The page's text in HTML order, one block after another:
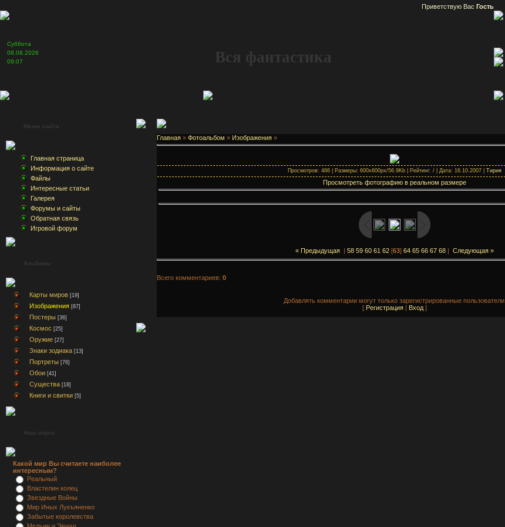
Приветствую Вас Гость
Суббота
08.08.2026
09:07
Вся фантастика
Меню сайта
Главная страница
Информация о сайте
Файлы
Интересные статьи
Галерея
Форумы и сайты
Обратная связь
Игровой форум
Альбомы
Карты миров [19]
Изображения [87]
Постеры [36]
Космос [25]
Оружие [27]
Знаки зодиака [13]
Портреты [76]
Обои [41]
Существа [18]
Книги и свитки [5]
Наш опрос
Какой мир Вы считаете наиболее
интересным?
Реальный
Властелин колец
Звездные Войны
Мир Иных Лукъяненко
Забытые королевства
Главная » Фотоальбом » Изображения »
Просмотров: 466 | Размеры: 600x600px/56.9Kb | Рейтинг: / | Дата: 16.10.2007 | Тирия
Просмотреть фотографию в реальном размере
« Предыдущая | 58 59 60 61 62 [63] 64 65 66 67 68 | Следующая »
Всего комментариев: 0
Добавлять комментарии могут только зарегистрированные пользователи.
[ Регистрация Вход ]